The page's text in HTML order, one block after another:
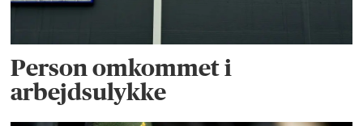
Person omkommet i
arbejdsulykke